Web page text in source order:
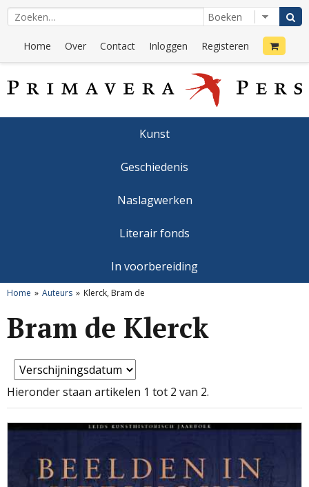
Home Over Contact Inloggen Registeren
Kunst
Geschiedenis
Naslagwerken
Literair fonds
In voorbereiding
Home Auteurs Klerck, Bram de
Bram de Klerck
Hieronder staan artikelen 1 tot 2 van 2.